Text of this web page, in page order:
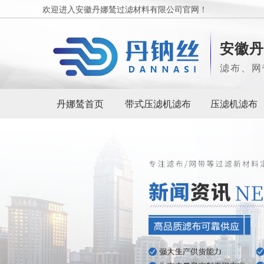
欢迎进入安徽丹娜鸶过滤材料有限公司官网！
安徽
滤布、
丹娜鸶首页 带式压滤机滤布 压滤机滤布